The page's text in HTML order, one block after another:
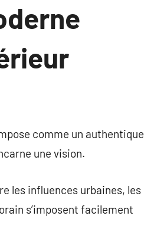
comme un authentique
une vision.
les influences urbaines, les
s’imposent facilement